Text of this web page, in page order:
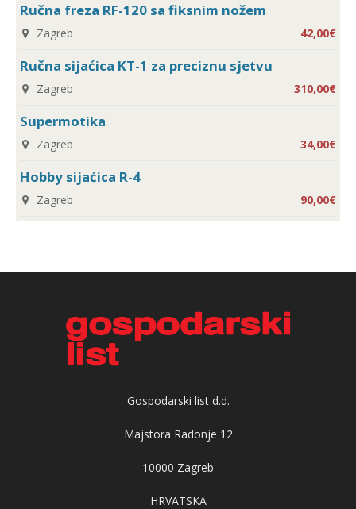
Ručna freza RF-120 sa fiksnim nožem
Zagreb 42,00€
Ručna sijaćica KT-1 za preciznu sjetvu
Zagreb 310,00€
Supermotika
Zagreb 34,00€
Hobby sijaćica R-4
Zagreb 90,00€
Gospodarski list d.d.
Majstora Radonje 12
10000 Zagreb
HRVATSKA